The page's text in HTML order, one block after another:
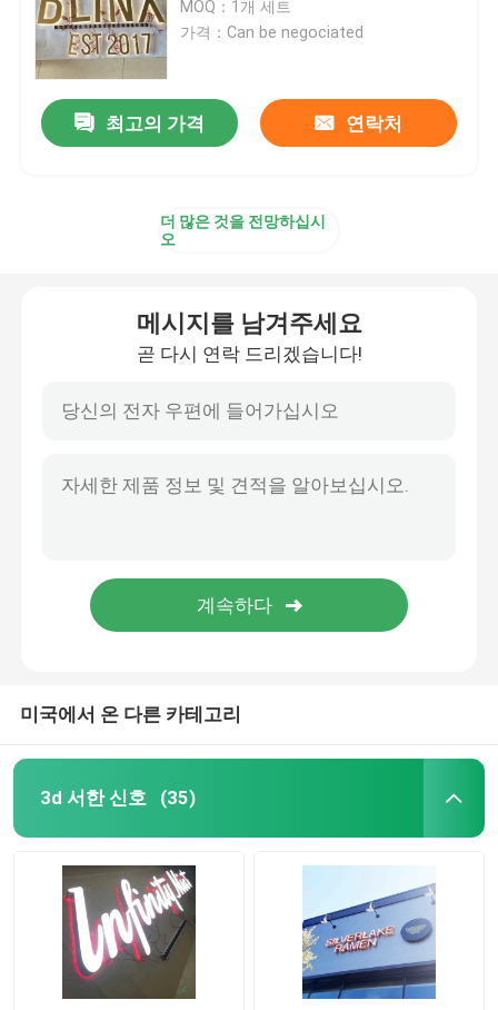
레스토랑 부호 보드
신호를 구축하기
MOQ：1개 세트
가격：Can be negociated
최고의 가격 연락처
더 많은 것을 전망하십시
오
메시지를 남겨주세요
곧 다시 연락 드리겠습니다!
미국에서 온 다른 카테고리
3d 서한 신호 (35)